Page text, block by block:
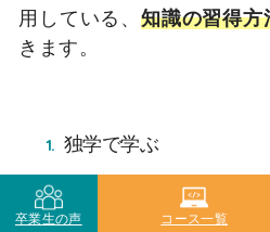
用している、 知識の習得方
きます。
独学で学ぶ
オンライン講座を活用す
卒業生の声 コース一覧